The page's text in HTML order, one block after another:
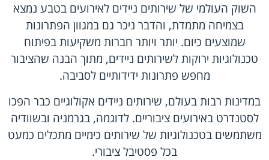
השוק העולמי של שירותים ניידים לאירועים בטבע נמצא
בצמיחה מתמדת, והדבר ניכר גם במגוון הפתרונות
שמוצעים כיום. יותר ויותר חברות משקיעות בפיתוח
טכנולוגיות ירוקות לשירותים ניידים, מתוך הבנה שהציבור
מחפש פתרונות ידידותיים לסביבה.
במדינות רבות בעולם, שירותים ניידים אקולוגיים כבר הפכו
לסטנדרט באירועים ציבוריים. לדוגמה, בגרמניה ובשוודיה
משתמשים בטכנולוגיות של שירותים כימיים מתכלים כמעט
בכל פסטיבל ציבורי.